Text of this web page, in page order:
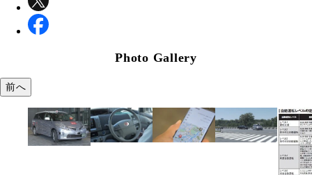
Photo Gallery
前へ